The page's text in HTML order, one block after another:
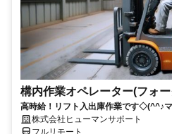
構内作業オペレーター(フォ
高時給！リフト入出庫作業です◇(^^♪
駅★【シゴト№0619】
株式会社ヒューマンサポート
フルリモート